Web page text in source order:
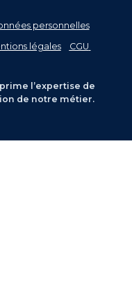
personnelles
légales CGU
l’expertise de
de notre métier.